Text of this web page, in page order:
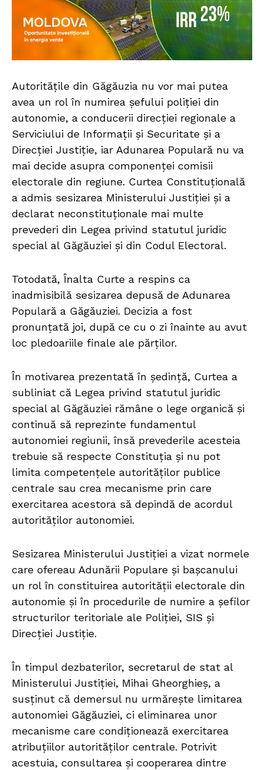
Autoritățile din Găgăuzia nu vor mai putea
avea un rol în numirea șefului poliției din
autonomie, a conducerii direcției regionale a
Serviciului de Informații și Securitate și a
Direcției Justiție, iar Adunarea Populară nu va
mai decide asupra componenței comisii
electorale din regiune. Curtea Constituțională
a admis sesizarea Ministerului Justiției și a
declarat neconstituționale mai multe
prevederi din Legea privind statutul juridic
special al Găgăuziei și din Codul Electoral.
Totodată, Înalta Curte a respins ca
inadmisibilă sesizarea depusă de Adunarea
Populară a Găgăuziei. Decizia a fost
pronunțată joi, după ce cu o zi înainte au avut
loc pledoariile finale ale părților.
În motivarea prezentată în ședință, Curtea a
subliniat că Legea privind statutul juridic
special al Găgăuziei rămâne o lege organică și
continuă să reprezinte fundamentul
autonomiei regiunii, însă prevederile acesteia
trebuie să respecte Constituția și nu pot
limita competențele autorităților publice
centrale sau crea mecanisme prin care
exercitarea acestora să depindă de acordul
autorităților autonomiei.
Sesizarea Ministerului Justiției a vizat normele
care ofereau Adunării Populare și bașcanului
un rol în constituirea autorității electorale din
autonomie și în procedurile de numire a șefilor
structurilor teritoriale ale Poliției, SIS și
Direcției Justiție.
În timpul dezbaterilor, secretarul de stat al
Ministerului Justiției, Mihai Gheorghieș, a
susținut că demersul nu urmărește limitarea
autonomiei Găgăuziei, ci eliminarea unor
mecanisme care condiționează exercitarea
atribuțiilor autorităților centrale. Potrivit
acestuia, consultarea și cooperarea dintre